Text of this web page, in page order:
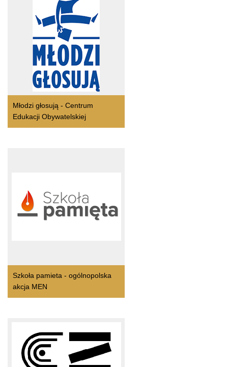
Młodzi głosują - Centrum
Edukacji Obywatelskiej
Szkoła pamieta - ogólnopolska
akcja MEN